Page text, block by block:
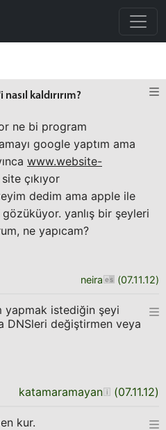
kaldırırım?
ne bi program
google yaptım ama
www.website-
çıkıyor
dedim ama apple ile
yanlış bir şeyleri
ne yapıcam?
neira (07.11.12)
yapmak istediğin şeyi
DNSleri değiştirmen veya
katamaramayan (07.11.12)
kur.